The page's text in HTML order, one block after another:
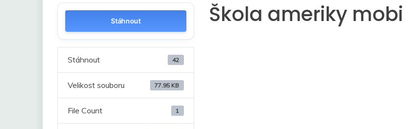
Stáhnout
Stáhnout 42
Velikost souboru 77.95 KB
File Count 1
Škola ameriky mobi